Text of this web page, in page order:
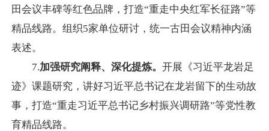
田会议丰碑等红色品牌，打造“重走中央红军长征路”等
精品线路。组织5家单位研讨，统一古田会议精神内涵
表述。
7.加强研究阐释、深化提炼。 开展《习近平龙岩足
迹》课题研究，讲好习近平总书记在龙岩留下的生动故
事，打造“重走习近平总书记乡村振兴调研路”等党性教
育精品线路。